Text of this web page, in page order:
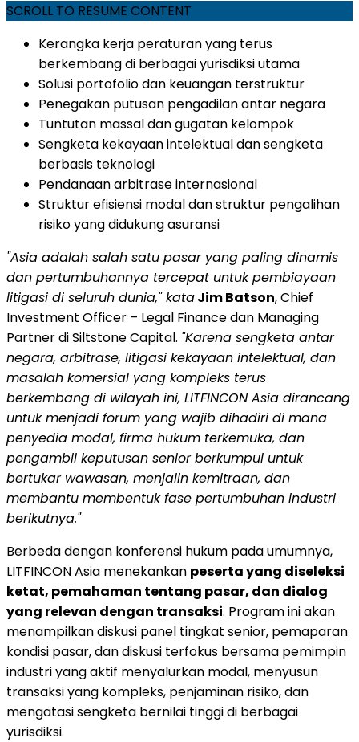
SCROLL TO RESUME CONTENT
Kerangka kerja peraturan yang terus
berkembang di berbagai yurisdiksi utama
Solusi portofolio dan keuangan terstruktur
Penegakan putusan pengadilan antar negara
Tuntutan massal dan gugatan kelompok
Sengketa kekayaan intelektual dan sengketa
berbasis teknologi
Pendanaan arbitrase internasional
Struktur efisiensi modal dan struktur pengalihan
risiko yang didukung asuransi
"Asia adalah salah satu pasar yang paling dinamis
dan pertumbuhannya tercepat untuk pembiayaan
litigasi di seluruh dunia," kataJim Batson, Chief
Investment Officer – Legal Finance dan Managing
Partner di Siltstone Capital. "Karena sengketa antar
negara, arbitrase, litigasi kekayaan intelektual, dan
masalah komersial yang kompleks terus
berkembang di wilayah ini, LITFINCON Asia dirancang
untuk menjadi forum yang wajib dihadiri di mana
penyedia modal, firma hukum terkemuka, dan
pengambil keputusan senior berkumpul untuk
bertukar wawasan, menjalin kemitraan, dan
membantu membentuk fase pertumbuhan industri
berikutnya."
Berbeda dengan konferensi hukum pada umumnya,
LITFINCON Asia menekankan peserta yang diseleksi
ketat, pemahaman tentang pasar, dan dialog
yang relevan dengan transaksi. Program ini akan
menampilkan diskusi panel tingkat senior, pemaparan
kondisi pasar, dan diskusi terfokus bersama pemimpin
industri yang aktif menyalurkan modal, menyusun
transaksi yang kompleks, penjaminan risiko, dan
mengatasi sengketa bernilai tinggi di berbagai
yurisdiksi.